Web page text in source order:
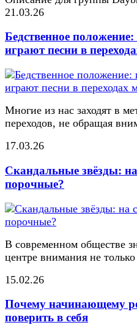
21.03.26
Бедственное
играют песни в
Многие из нас заходят в
переходов, не обращая
17.03.26
Скандальные звёзды:
порочные?
В современном обществе
центре внимания не
15.02.26
Почему начинающему
поверить в себя